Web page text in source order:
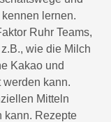
lernen.
Ruhr Teams,
wie die Milch
Kakao und
kann.
Mitteln
kann. Rezepte